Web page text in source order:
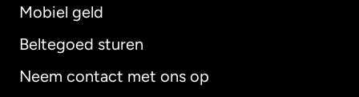
Mobiel geld
Beltegoed sturen
Neem contact met ons op